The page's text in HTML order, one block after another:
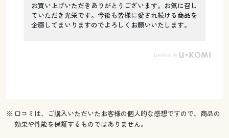
お買い上げいただきありがとうございます。お気に召し
ていただき光栄です。今後も皆様に愛され続ける商品を
企画してまいりますのでよろしくお願いいたします。
※ 口コミは、ご購入いただいたお客様の個人的な感想ですので、商品の
効果や性能を保証するものではありません。